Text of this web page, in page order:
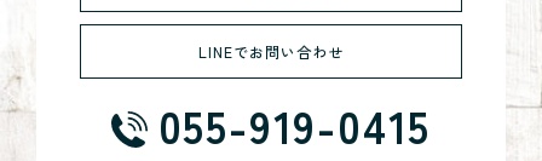
LINEでお問い合わせ
055-919-0415